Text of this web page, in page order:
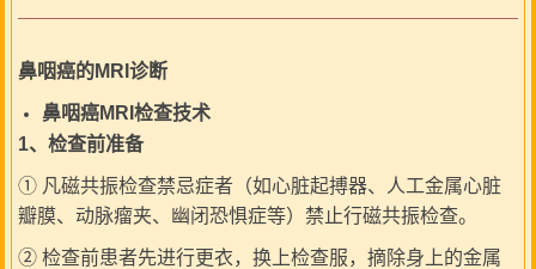
鼻咽癌的MRI诊断
鼻咽癌MRI检查技术
1、检查前准备
① 凡磁共振检查禁忌症者（如心脏起搏器、人工金属心脏
瓣膜、动脉瘤夹、幽闭恐惧症等）禁止行磁共振检查。
② 检查前患者先进行更衣，换上检查服，摘除身上的金属